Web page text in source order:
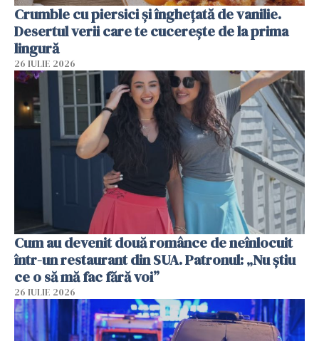
Crumble cu piersici și înghețată de vanilie.
Desertul verii care te cucerește de la prima
lingură
26 IULIE 2026
Cum au devenit două românce de neînlocuit
într-un restaurant din SUA. Patronul: „Nu știu
ce o să mă fac fără voi”
26 IULIE 2026